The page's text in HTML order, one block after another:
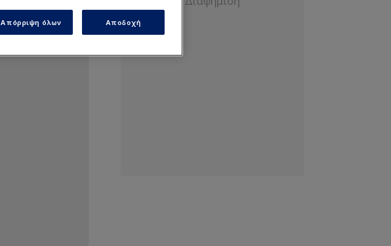
Απόρριψη όλων Αποδοχή